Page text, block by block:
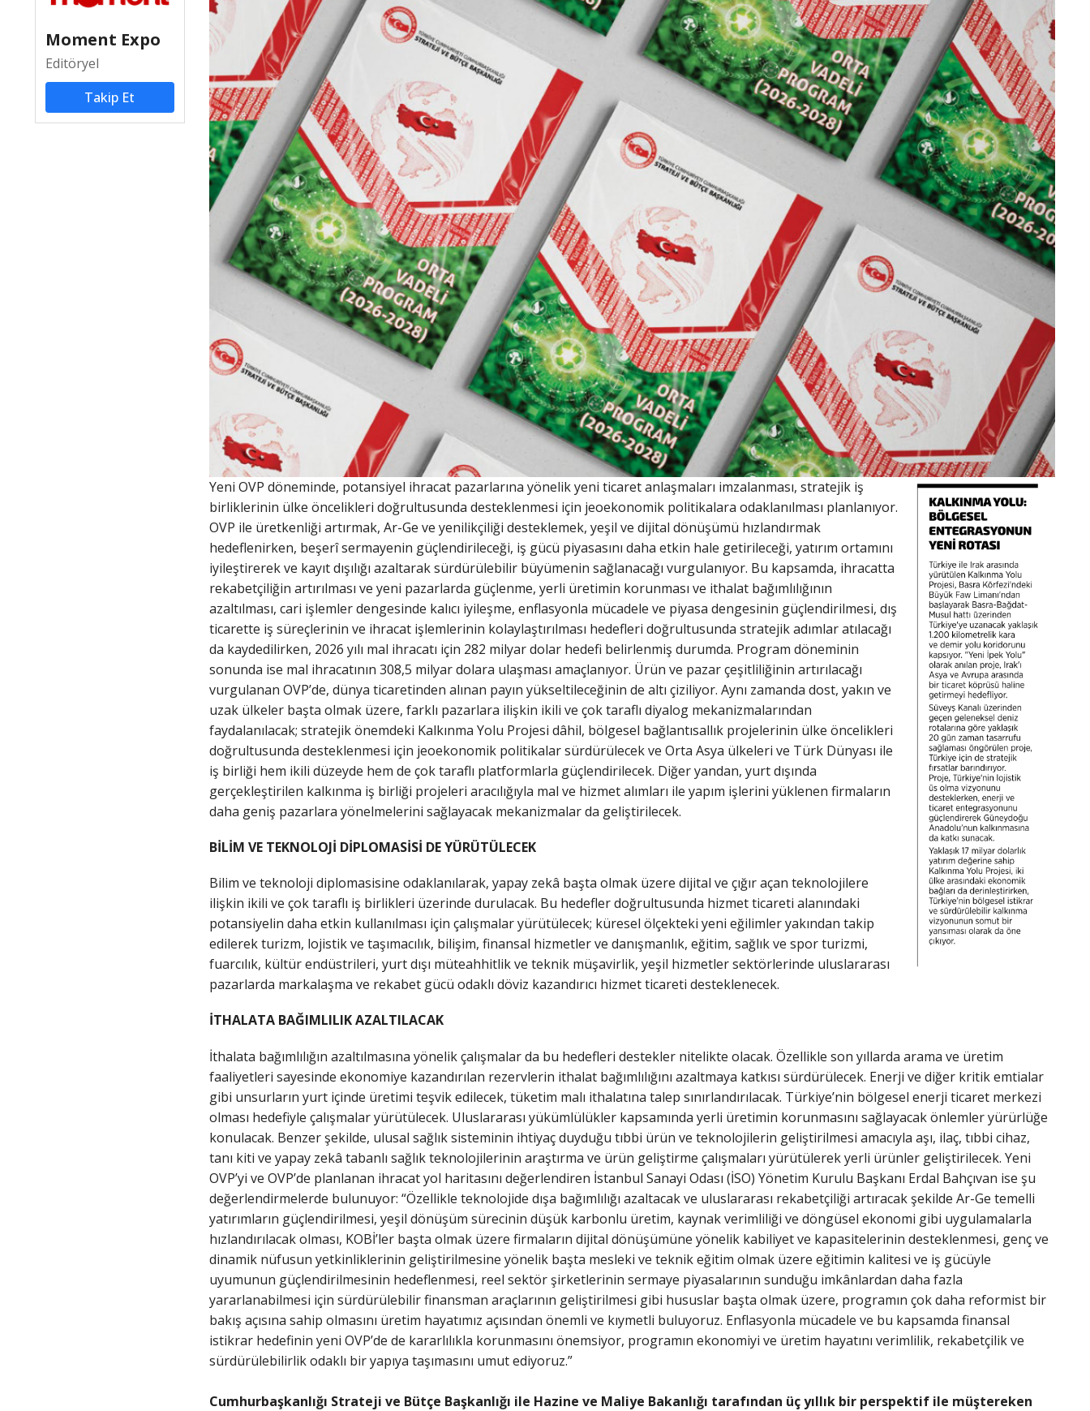
Moment Expo
Editöryel
Takip Et
Yeni OVP döneminde, potansiyel ihracat pazarlarına yönelik yeni ticaret anlaşmaları imzalanması, stratejik iş
birliklerinin ülke öncelikleri doğrultusunda desteklenmesi için jeoekonomik politikalara odaklanılması planlanıyor.
OVP ile üretkenliği artırmak, Ar-Ge ve yenilikçiliği desteklemek, yeşil ve dijital dönüşümü hızlandırmak
hedeflenirken, beşerî sermayenin güçlendirileceği, iş gücü piyasasını daha etkin hale getirileceği, yatırım ortamını
iyileştirerek ve kayıt dışılığı azaltarak sürdürülebilir büyümenin sağlanacağı vurgulanıyor. Bu kapsamda, ihracatta
rekabetçiliğin artırılması ve yeni pazarlarda güçlenme, yerli üretimin korunması ve ithalat bağımlılığının
azaltılması, cari işlemler dengesinde kalıcı iyileşme, enflasyonla mücadele ve piyasa dengesinin güçlendirilmesi, dış
ticarette iş süreçlerinin ve ihracat işlemlerinin kolaylaştırılması hedefleri doğrultusunda stratejik adımlar atılacağı
da kaydedilirken, 2026 yılı mal ihracatı için 282 milyar dolar hedefi belirlenmiş durumda. Program döneminin
sonunda ise mal ihracatının 308,5 milyar dolara ulaşması amaçlanıyor. Ürün ve pazar çeşitliliğinin artırılacağı
vurgulanan OVP’de, dünya ticaretinden alınan payın yükseltileceğinin de altı çiziliyor. Aynı zamanda dost, yakın ve
uzak ülkeler başta olmak üzere, farklı pazarlara ilişkin ikili ve çok taraflı diyalog mekanizmalarından
faydalanılacak; stratejik önemdeki Kalkınma Yolu Projesi dâhil, bölgesel bağlantısallık projelerinin ülke öncelikleri
doğrultusunda desteklenmesi için jeoekonomik politikalar sürdürülecek ve Orta Asya ülkeleri ve Türk Dünyası ile
iş birliği hem ikili düzeyde hem de çok taraflı platformlarla güçlendirilecek. Diğer yandan, yurt dışında
gerçekleştirilen kalkınma iş birliği projeleri aracılığıyla mal ve hizmet alımları ile yapım işlerini yüklenen firmaların
daha geniş pazarlara yönelmelerini sağlayacak mekanizmalar da geliştirilecek.
BİLİM VE TEKNOLOJİ DİPLOMASİSİ DE YÜRÜTÜLECEK
Bilim ve teknoloji diplomasisine odaklanılarak, yapay zekâ başta olmak üzere dijital ve çığır açan teknolojilere
ilişkin ikili ve çok taraflı iş birlikleri üzerinde durulacak. Bu hedefler doğrultusunda hizmet ticareti alanındaki
potansiyelin daha etkin kullanılması için çalışmalar yürütülecek; küresel ölçekteki yeni eğilimler yakından takip
edilerek turizm, lojistik ve taşımacılık, bilişim, finansal hizmetler ve danışmanlık, eğitim, sağlık ve spor turizmi,
fuarcılık, kültür endüstrileri, yurt dışı müteahhitlik ve teknik müşavirlik, yeşil hizmetler sektörlerinde uluslararası
pazarlarda markalaşma ve rekabet gücü odaklı döviz kazandırıcı hizmet ticareti desteklenecek.
İTHALATA BAĞIMLILIK AZALTILACAK
İthalata bağımlılığın azaltılmasına yönelik çalışmalar da bu hedefleri destekler nitelikte olacak. Özellikle son yıllarda arama ve üretim
faaliyetleri sayesinde ekonomiye kazandırılan rezervlerin ithalat bağımlılığını azaltmaya katkısı sürdürülecek. Enerji ve diğer kritik emtialar
gibi unsurların yurt içinde üretimi teşvik edilecek, tüketim malı ithalatına talep sınırlandırılacak. Türkiye’nin bölgesel enerji ticaret merkezi
olması hedefiyle çalışmalar yürütülecek. Uluslararası yükümlülükler kapsamında yerli üretimin korunmasını sağlayacak önlemler yürürlüğe
konulacak. Benzer şekilde, ulusal sağlık sisteminin ihtiyaç duyduğu tıbbi ürün ve teknolojilerin geliştirilmesi amacıyla aşı, ilaç, tıbbi cihaz,
tanı kiti ve yapay zekâ tabanlı sağlık teknolojilerinin araştırma ve ürün geliştirme çalışmaları yürütülerek yerli ürünler geliştirilecek. Yeni
OVP’yi ve OVP’de planlanan ihracat yol haritasını değerlendiren İstanbul Sanayi Odası (İSO) Yönetim Kurulu Başkanı Erdal Bahçıvan ise şu
değerlendirmelerde bulunuyor: “Özellikle teknolojide dışa bağımlılığı azaltacak ve uluslararası rekabetçiliği artıracak şekilde Ar-Ge temelli
yatırımların güçlendirilmesi, yeşil dönüşüm sürecinin düşük karbonlu üretim, kaynak verimliliği ve döngüsel ekonomi gibi uygulamalarla
hızlandırılacak olması, KOBİ’ler başta olmak üzere firmaların dijital dönüşümüne yönelik kabiliyet ve kapasitelerinin desteklenmesi, genç ve
dinamik nüfusun yetkinliklerinin geliştirilmesine yönelik başta mesleki ve teknik eğitim olmak üzere eğitimin kalitesi ve iş gücüyle
uyumunun güçlendirilmesinin hedeflenmesi, reel sektör şirketlerinin sermaye piyasalarının sunduğu imkânlardan daha fazla
yararlanabilmesi için sürdürülebilir finansman araçlarının geliştirilmesi gibi hususlar başta olmak üzere, programın çok daha reformist bir
bakış açısına sahip olmasını üretim hayatımız açısından önemli ve kıymetli buluyoruz. Enflasyonla mücadele ve bu kapsamda finansal
istikrar hedefinin yeni OVP’de de kararlılıkla korunmasını önemsiyor, programın ekonomiyi ve üretim hayatını verimlilik, rekabetçilik ve
sürdürülebilirlik odaklı bir yapıya taşımasını umut ediyoruz.”
Cumhurbaşkanlığı Strateji ve Bütçe Başkanlığı ile Hazine ve Maliye Bakanlığı tarafından üç yıllık bir perspektif ile müştereken